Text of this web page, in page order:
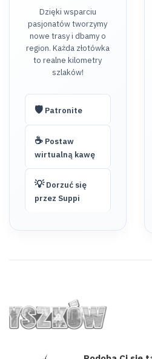
Dzięki wsparciu
pasjonatów tworzymy
nowe trasy i dbamy o
region. Każda złotówka
to realne kilometry
szlaków!
🛡️Patronite
☕Postaw
wirtualną kawę
💡Dorzuć się
przez Suppi